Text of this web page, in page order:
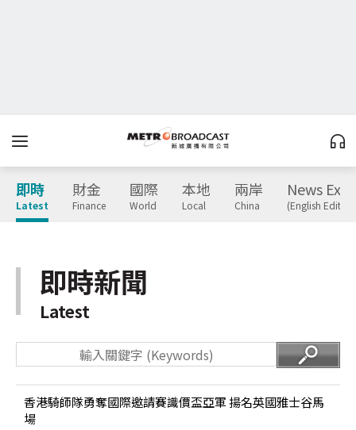
即時
Latest
財金
Finance
國際
World
本地
Local
兩岸
China
News
(English
即時新聞
Latest
香港騎師隊勇奪國際邀請賽識價盃亞軍 揚名英國雅士谷馬
場